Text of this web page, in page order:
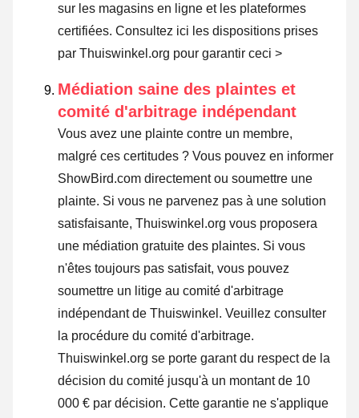
sur les magasins en ligne et les plateformes
certifiées. Consultez ici les dispositions prises
par Thuiswinkel.org pour garantir ceci >
Médiation saine des plaintes et
comité d'arbitrage indépendant
Vous avez une plainte contre un membre,
malgré ces certitudes ? Vous pouvez en informer
ShowBird.com directement ou soumettre une
plainte. Si vous ne parvenez pas à une solution
satisfaisante, Thuiswinkel.org vous proposera
une médiation gratuite des plaintes. Si vous
n'êtes toujours pas satisfait, vous pouvez
soumettre un litige au comité d'arbitrage
indépendant de Thuiswinkel. Veuillez consulter
la procédure du comité d'arbitrage.
Thuiswinkel.org se porte garant du respect de la
décision du comité jusqu'à un montant de 10
000 € par décision. Cette garantie ne s'applique